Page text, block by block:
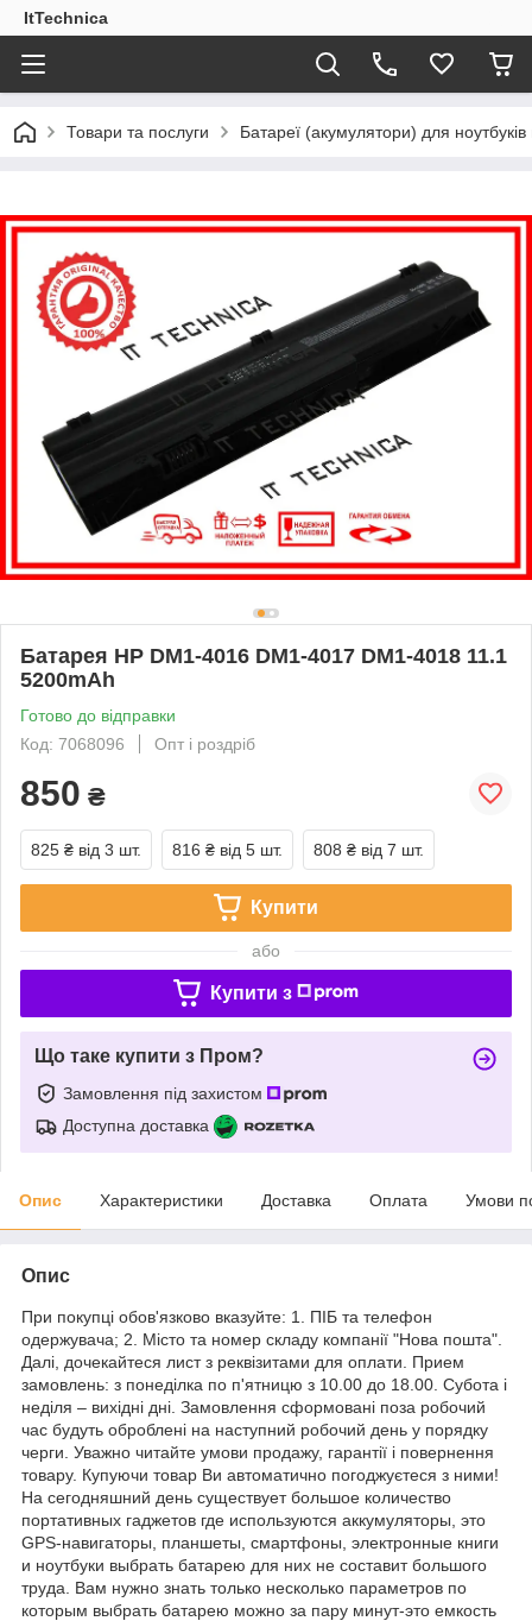
ItTechnica
Товари та послуги Батареї (акумулятори) для
Батарея HP DM1-4016 DM1-4017 DM1-4018 11.1
5200mAh
Готово до відправки
Код: 7068096
Опт і роздріб
850 ₴
825 ₴ від 3 шт. 816 ₴ від 5 шт. 808 ₴ від 7 шт.
Купити
або
Купити з
Що таке купити з Пром?
Замовлення під захистом
Доступна доставка
Опис Характеристики Доставка Оплата Умови
Опис
При покупці обов'язково вказуйте: 1. ПІБ та телефон
одержувача; 2. Місто та номер складу компанії "Нова пошта".
Далі, дочекайтеся лист з реквізитами для оплати. Прием
замовлень: з понеділка по п'ятницю з 10.00 до 18.00. Субота і
неділя – вихідні дні. Замовлення сформовані поза робочий
час будуть оброблені на наступний робочий день у порядку
черги. Уважно читайте умови продажу, гарантії і повернення
товару. Купуючи товар Ви автоматично погоджуєтеся з ними!
На сегодняшний день существует большое количество
портативных гаджетов где используются аккумуляторы, это
GPS-навигаторы, планшеты, смартфоны, электронные книги
и ноутбуки выбрать батарею для них не составит большого
труда. Вам нужно знать только несколько параметров по
которым выбрать батарею можно за пару минут-это емкость